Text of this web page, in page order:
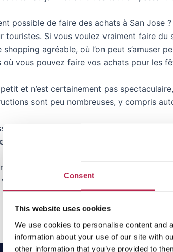
Consent
This website uses cookies
We use cookies to personalise content and
information about your use of our site with
other information that you’ve provided to
possible de faire des achats à San Jose
touristes. Si vous voulez vraiment faire
shopping agréable, où l’on peut s’amuser
où vous pouvez faire vos achats pour les
et n’est certainement pas
sont peu nombreuses, y compris
de Sant Jose est d’ailleurs une belle
d’art originales ont été
probablement cette ville une fois, mais